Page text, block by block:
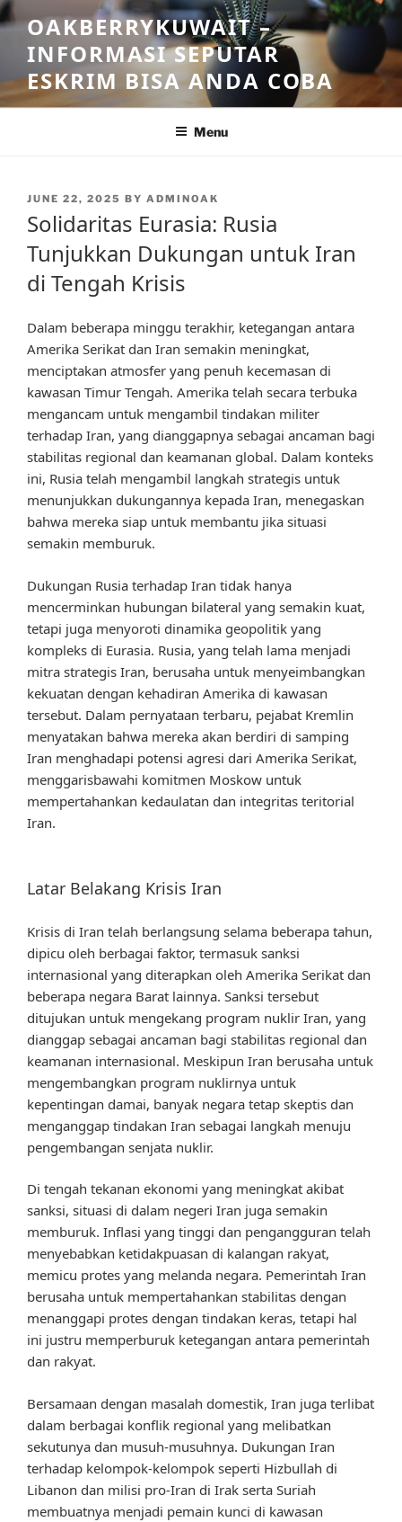
Skip
to
content
OAKBERRYKUWAIT –
INFORMASI SEPUTAR
ESKRIM BISA ANDA COBA
Menu
POSTED
JUNE 22, 2025 BY ADMINOAK
Solidaritas Eurasia: Rusia
Tunjukkan Dukungan untuk Iran
di Tengah Krisis
Dalam beberapa minggu terakhir, ketegangan antara
Amerika Serikat dan Iran semakin meningkat,
menciptakan atmosfer yang penuh kecemasan di
kawasan Timur Tengah. Amerika telah secara terbuka
mengancam untuk mengambil tindakan militer
terhadap Iran, yang dianggapnya sebagai ancaman bagi
stabilitas regional dan keamanan global. Dalam konteks
ini, Rusia telah mengambil langkah strategis untuk
menunjukkan dukungannya kepada Iran, menegaskan
bahwa mereka siap untuk membantu jika situasi
semakin memburuk.
Dukungan Rusia terhadap Iran tidak hanya
mencerminkan hubungan bilateral yang semakin kuat,
tetapi juga menyoroti dinamika geopolitik yang
kompleks di Eurasia. Rusia, yang telah lama menjadi
mitra strategis Iran, berusaha untuk menyeimbangkan
kekuatan dengan kehadiran Amerika di kawasan
tersebut. Dalam pernyataan terbaru, pejabat Kremlin
menyatakan bahwa mereka akan berdiri di samping
Iran menghadapi potensi agresi dari Amerika Serikat,
menggarisbawahi komitmen Moskow untuk
mempertahankan kedaulatan dan integritas teritorial
Iran.
Latar Belakang Krisis Iran
Krisis di Iran telah berlangsung selama beberapa tahun,
dipicu oleh berbagai faktor, termasuk sanksi
internasional yang diterapkan oleh Amerika Serikat dan
beberapa negara Barat lainnya. Sanksi tersebut
ditujukan untuk mengekang program nuklir Iran, yang
dianggap sebagai ancaman bagi stabilitas regional dan
keamanan internasional. Meskipun Iran berusaha untuk
mengembangkan program nuklirnya untuk
kepentingan damai, banyak negara tetap skeptis dan
menganggap tindakan Iran sebagai langkah menuju
pengembangan senjata nuklir.
Di tengah tekanan ekonomi yang meningkat akibat
sanksi, situasi di dalam negeri Iran juga semakin
memburuk. Inflasi yang tinggi dan pengangguran telah
menyebabkan ketidakpuasan di kalangan rakyat,
memicu protes yang melanda negara. Pemerintah Iran
berusaha untuk mempertahankan stabilitas dengan
menanggapi protes dengan tindakan keras, tetapi hal
ini justru memperburuk ketegangan antara pemerintah
dan rakyat.
Bersamaan dengan masalah domestik, Iran juga terlibat
dalam berbagai konflik regional yang melibatkan
sekutunya dan musuh-musuhnya. Dukungan Iran
terhadap kelompok-kelompok seperti Hizbullah di
Libanon dan milisi pro-Iran di Irak serta Suriah
membuatnya menjadi pemain kunci di kawasan